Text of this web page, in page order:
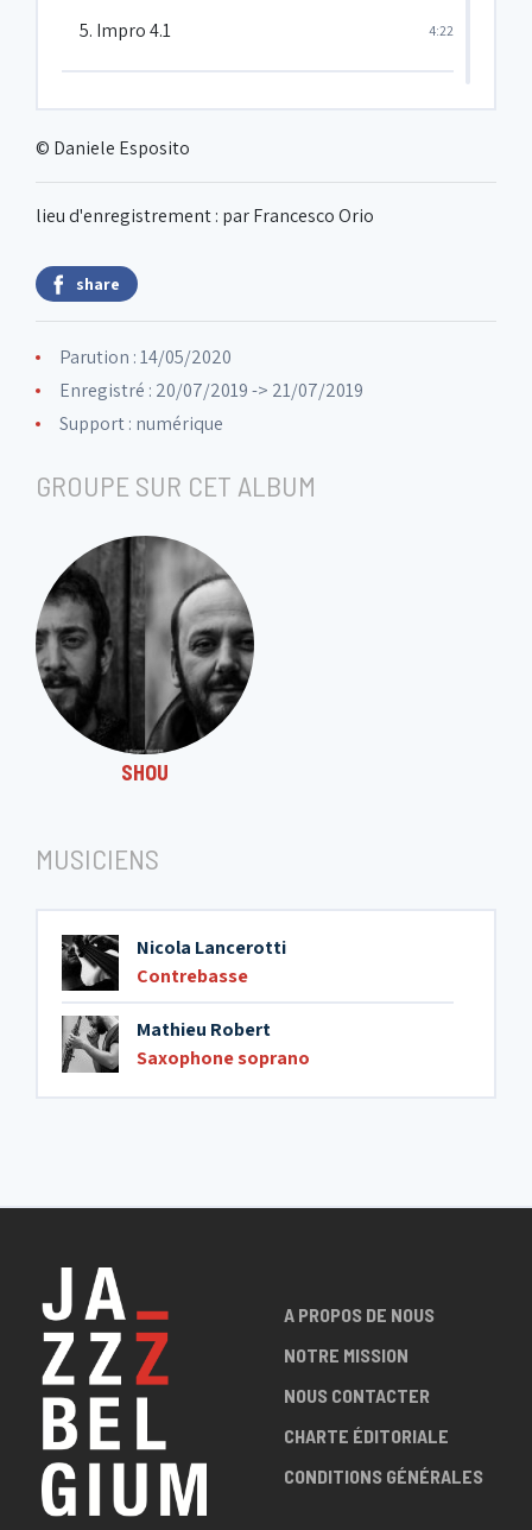
5. Impro 4.1 4:22
6. Impro 5 5:57
8. Per trio
© Daniele Esposito
lieu d'enregistrement : par Francesco Orio
share
Parution : 14/05/2020
Enregistré : 20/07/2019 -> 21/07/2019
Support : numérique
GROUPE SUR CET ALBUM
SHOU
MUSICIENS
Nicola Lancerotti
Contrebasse
Mathieu Robert
Saxophone soprano
A PROPOS DE NOUS
NOTRE MISSION
NOUS CONTACTER
CHARTE ÉDITORIALE
CONDITIONS GÉNÉRALES